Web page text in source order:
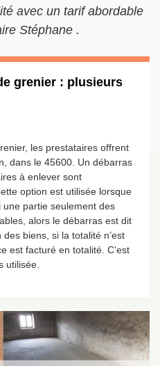
avec un tarif abordable
Stéphane .
grenier : plusieurs
les prestataires offrent
dans le 45600. Un débarras
à enlever sont
option est utilisée lorsque
partie seulement des
alors le débarras est dit
biens, si la totalité n’est
est facturé en totalité. C’est
utilisée.